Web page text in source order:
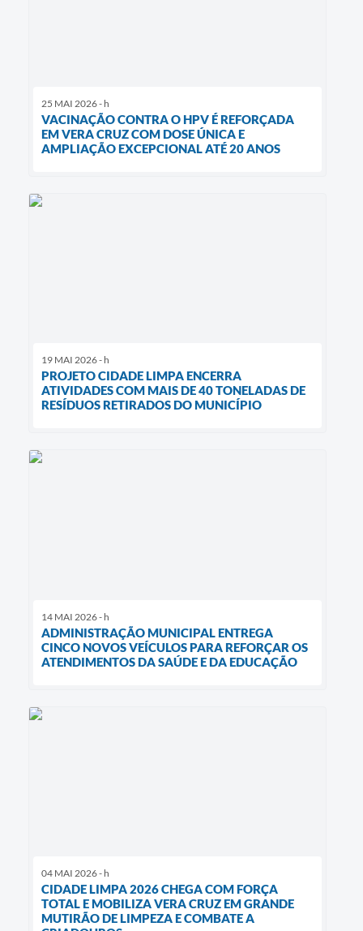
25 MAI 2026 - h
VACINAÇÃO CONTRA O HPV É REFORÇADA
EM VERA CRUZ COM DOSE ÚNICA E
AMPLIAÇÃO EXCEPCIONAL ATÉ 20 ANOS
19 MAI 2026 - h
PROJETO CIDADE LIMPA ENCERRA
ATIVIDADES COM MAIS DE 40 TONELADAS DE
RESÍDUOS RETIRADOS DO MUNICÍPIO
14 MAI 2026 - h
ADMINISTRAÇÃO MUNICIPAL ENTREGA
CINCO NOVOS VEÍCULOS PARA REFORÇAR OS
ATENDIMENTOS DA SAÚDE E DA EDUCAÇÃO
04 MAI 2026 - h
CIDADE LIMPA 2026 CHEGA COM FORÇA
TOTAL E MOBILIZA VERA CRUZ EM GRANDE
MUTIRÃO DE LIMPEZA E COMBATE A